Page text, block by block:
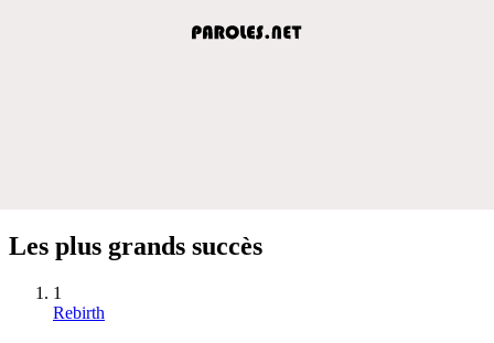
Les plus grands succès
1
Rebirth